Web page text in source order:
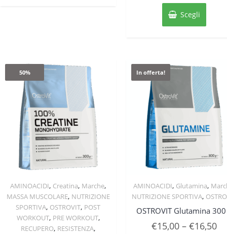
scelte
nella
pagina
del
prodotto
Scegli
scelte
nella
del
50%
Quick View
AMINOACIDI, Creatina, Marche,
MASSA MUSCOLARE, NUTRIZIONE
SPORTIVA, OSTROVIT, POST
WORKOUT, PRE WORKOUT,
RECUPERO, RESISTENZA,
In offerta!
Quick View
AMINOACIDI, Glutamina,
NUTRIZIONE SPORTIVA,
OSTROVIT Glutamina
€15,00– €16,50